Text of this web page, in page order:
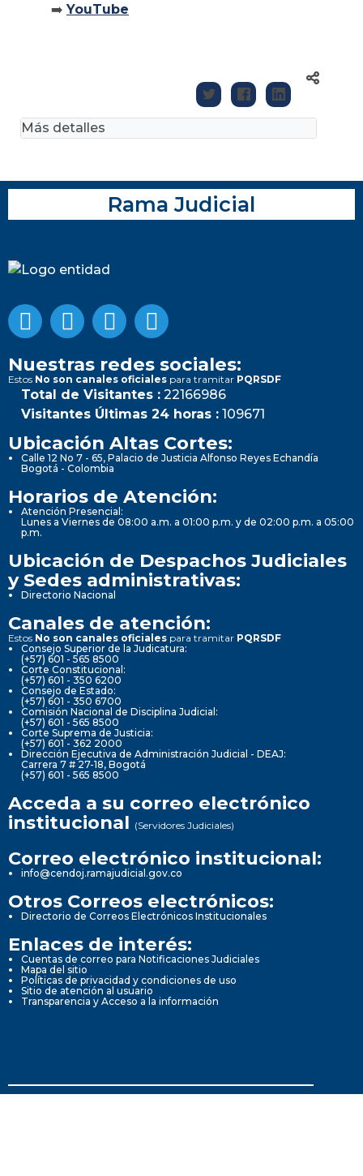
➡️ YouTube
Más detalles
Rama Judicial
Nuestras redes sociales:
Estos No son canales oficiales para tramitar PQRSDF
Total de Visitantes : 22166986
Visitantes Últimas 24 horas : 109671
Ubicación Altas Cortes:
Calle 12 No 7 - 65, Palacio de Justicia Alfonso Reyes Echandía
Bogotá - Colombia
Horarios de Atención:
Atención Presencial:
Lunes a Viernes de 08:00 a.m. a 01:00 p.m. y de 02:00 p.m. a 05:00
p.m.
Ubicación de Despachos Judiciales
y Sedes administrativas:
Directorio Nacional
Canales de atención:
Estos No son canales oficiales para tramitar PQRSDF
Consejo Superior de la Judicatura:
(+57) 601 - 565 8500
Corte Constitucional:
(+57) 601 - 350 6200
Consejo de Estado:
(+57) 601 - 350 6700
Comisión Nacional de Disciplina Judicial:
(+57) 601 - 565 8500
Corte Suprema de Justicia:
(+57) 601 - 362 2000
Dirección Ejecutiva de Administración Judicial - DEAJ:
Carrera 7 # 27-18, Bogotá
(+57) 601 - 565 8500
Acceda a su correo electrónico
institucional (Servidores Judiciales)
Correo electrónico institucional:
info@cendoj.ramajudicial.gov.co
Otros Correos electrónicos:
Directorio de Correos Electrónicos Institucionales
Enlaces de interés:
Cuentas de correo para Notificaciones Judiciales
Mapa del sitio
Políticas de privacidad y condiciones de uso
Sitio de atención al usuario
Transparencia y Acceso a la información